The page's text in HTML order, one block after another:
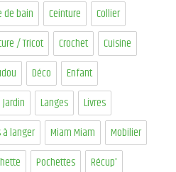
de bain Ceinture
Collier
/ Tricot Crochet
Cuisine
Déco
Enfant
Jardin Langes
Livres
langer Miam Miam
Mobilier
Pochettes
Récup'